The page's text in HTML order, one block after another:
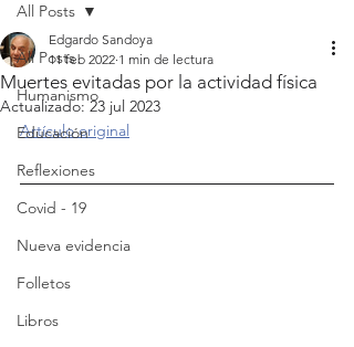
All Posts
Humanismo
Educación
Reflexiones
Covid - 19
Nueva evidencia
Folletos
Libros
All Posts
Muertes evitadas por la actividad física
Edgardo Sandoya
11 feb 2022 1 min de lectura
Actualizado:23 jul 2023
Artículo original